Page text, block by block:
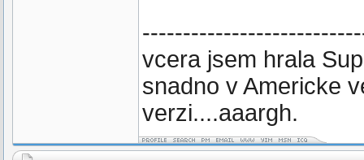
vcera jsem hrala
snadno v Americke
verzi....aaargh.